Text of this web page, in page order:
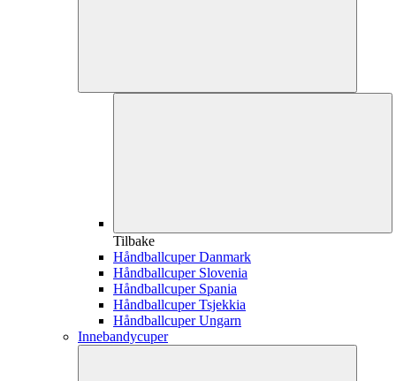
Tilbake
Håndballcuper Danmark
Håndballcuper Slovenia
Håndballcuper Spania
Håndballcuper Tsjekkia
Håndballcuper Ungarn
Innebandycuper